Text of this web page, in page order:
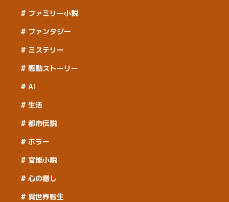
ファミリー小説
ファンタジー
ミステリー
感動ストーリー
AI
生活
都市伝説
ホラー
官能小説
心の癒し
異世界転生